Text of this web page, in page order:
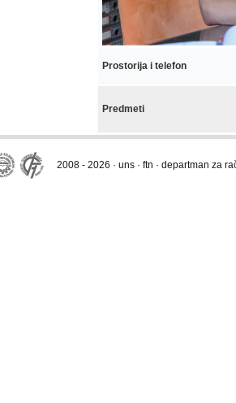
Prostorija i telefon
Predmeti
2008 - 2026 · uns · ftn · departman za